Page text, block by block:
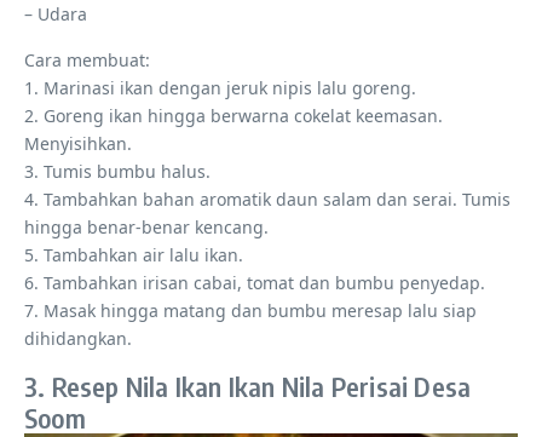
– Udara
Cara membuat:
1. Marinasi ikan dengan jeruk nipis lalu goreng.
2. Goreng ikan hingga berwarna cokelat keemasan.
Menyisihkan.
3. Tumis bumbu halus.
4. Tambahkan bahan aromatik daun salam dan serai. Tumis
hingga benar-benar kencang.
5. Tambahkan air lalu ikan.
6. Tambahkan irisan cabai, tomat dan bumbu penyedap.
7. Masak hingga matang dan bumbu meresap lalu siap
dihidangkan.
3. Resep Nila Ikan Ikan Nila Perisai Desa
Soom